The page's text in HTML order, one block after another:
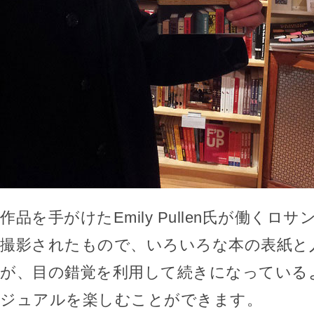
作品を手がけたEmily Pullen氏が働くロサ
撮影されたもので、いろいろな本の表紙と
が、目の錯覚を利用して続きになってい
ジュアルを楽しむことができます。